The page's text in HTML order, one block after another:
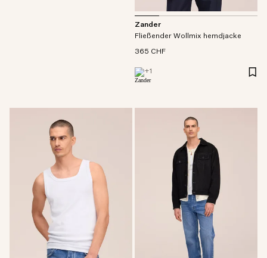
Zander
Fließender Wollmix hemdjacke
365 CHF
+1